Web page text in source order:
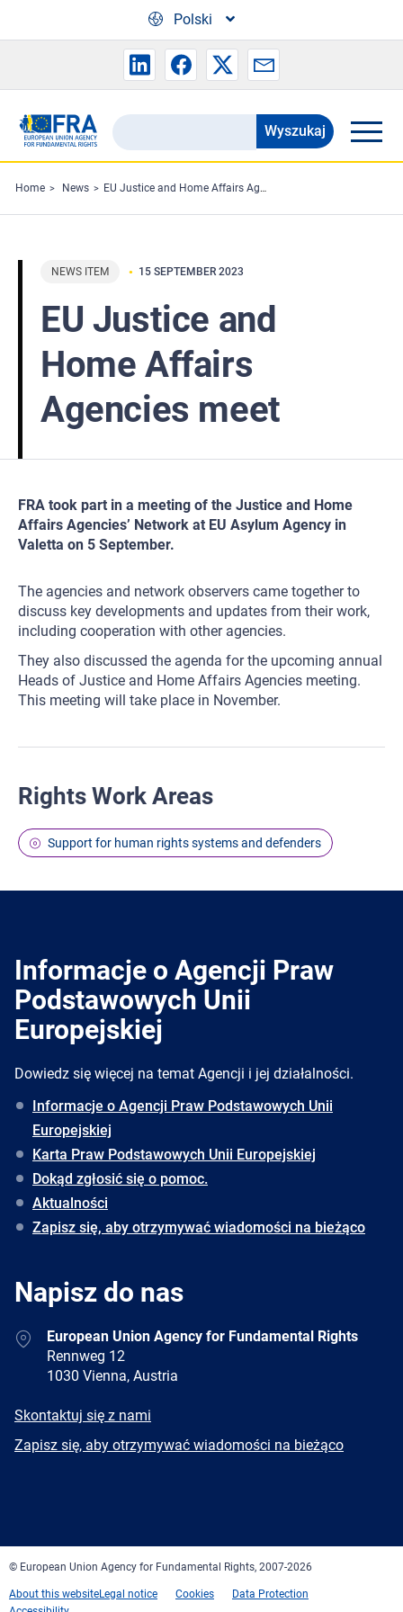
Polski
Search
the
FRA
website
Wyszukaj
Home News EU Justice and Home Affairs Agencies meet
NEWS ITEM 15 SEPTEMBER 2023
EU Justice and
Home Affairs
Agencies meet
FRA took part in a meeting of the Justice and Home
Affairs Agencies’ Network at EU Asylum Agency in
Valetta on 5 September.
The agencies and network observers came together to
discuss key developments and updates from their work,
including cooperation with other agencies.
They also discussed the agenda for the upcoming annual
Heads of Justice and Home Affairs Agencies meeting.
This meeting will take place in November.
Rights Work Areas
Support for human rights systems and defenders
Informacje o Agencji Praw
Podstawowych Unii
Europejskiej
Dowiedz się więcej na temat Agencji i jej działalności.
Informacje o Agencji Praw Podstawowych Unii
Europejskiej
Karta Praw Podstawowych Unii Europejskiej
Dokąd zgłosić się o pomoc.
Aktualności
Zapisz się, aby otrzymywać wiadomości na bieżąco
Napisz do nas
AddressEuropean Union Agency for Fundamental Rights
Rennweg 12
1030 Vienna, Austria
E-
Skontaktuj się z nami
Newsletter
Zapisz się, aby otrzymywać wiadomości na bieżąco
© European Union Agency for Fundamental Rights, 2007-2026
About this websiteLegal notice Cookies
Data Protection